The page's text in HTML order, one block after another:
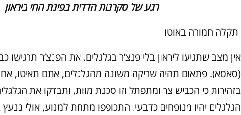
רגע של סקרנות הדדית בפינת החי ביראון
תקלה חמורה באוטו
אין מצב שתגיעו ליראון בלי פנצ’ר בגלגלים. את הפנצ’ר תרגישו
(סאסא). פתאום תהיה שריקה משונה מהגלגלים, אתם תאיטו,
בזהירות כי הכביש צר ומתפתל וזו סכנת מוות, ותבדקו את
הגלגלים יהיו מנופחים כדבעי. התכופפו מתחת למנוע, אולי